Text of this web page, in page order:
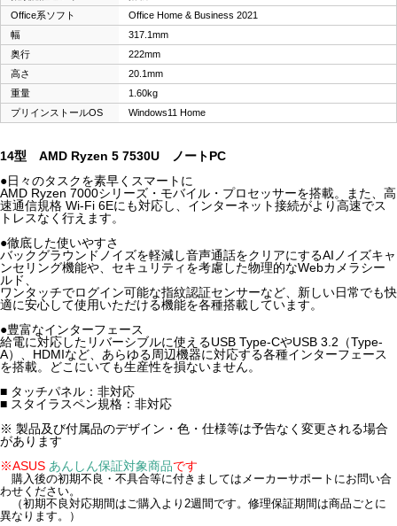
Office系ソフト
Office Home & Business 2021
幅
317.1mm
奥行
222mm
高さ
20.1mm
重量
1.60kg
プリインストールOS
Windows11 Home
14型 AMD Ryzen 5 7530U ノートPC
●日々のタスクを素早くスマートに
AMD Ryzen 7000シリーズ・モバイル・プロセッサーを搭載。また、高
速通信規格 Wi-Fi 6Eにも対応し、インターネット接続がより高速でス
トレスなく行えます。
●徹底した使いやすさ
バックグラウンドノイズを軽減し音声通話をクリアにするAIノイズキャ
ンセリング機能や、セキュリティを考慮した物理的なWebカメラシー
ルド、
ワンタッチでログイン可能な指紋認証センサーなど、新しい日常でも快
適に安心して使用いただける機能を各種搭載しています。
●豊富なインターフェース
給電に対応したリバーシブルに使えるUSB Type-CやUSB 3.2（Type-
A）、HDMIなど、あらゆる周辺機器に対応する各種インターフェース
を搭載。どこにいても生産性を損ないません。
■ タッチパネル：非対応
■ スタイラスペン規格：非対応
※ 製品及び付属品のデザイン・色・仕様等は予告なく変更される場合
があります
※ASUS あんしん保証対象商品です
購入後の初期不良・不具合等に付きましてはメーカーサポートにお問い合
わせください。
（初期不良対応期間はご購入より2週間です。修理保証期間は商品ごとに
異なります。）